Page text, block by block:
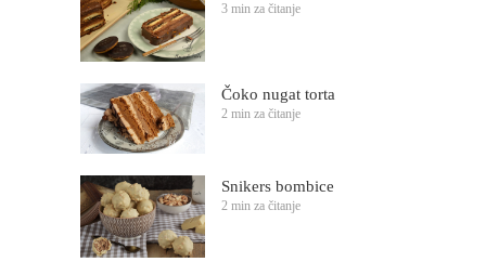
3 min za čitanje
Čoko nugat torta
2 min za čitanje
Snikers bombice
2 min za čitanje